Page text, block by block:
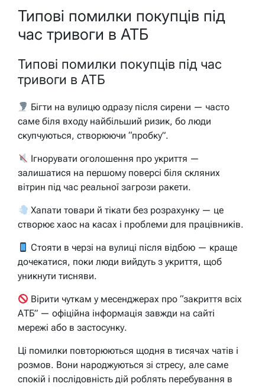
Типові помилки покупців під
час тривоги в АТБ
Типові помилки покупців під час
тривоги в АТБ
Бігти на вулицю одразу після сирени — часто
саме біля входу найбільший ризик, бо люди
скупчуються, створюючи “пробку”.
Ігнорувати оголошення про укриття —
залишатися на першому поверсі біля скляних
вітрин під час реальної загрози ракети.
Хапати товари й тікати без розрахунку — це
створює хаос на касах і проблеми для працівників.
Стояти в черзі на вулиці після відбою — краще
дочекатися, поки люди вийдуть з укриття, щоб
уникнути тисняви.
Вірити чуткам у месенджерах про “закриття всіх
АТБ” — офіційна інформація завжди на сайті
мережі або в застосунку.
Ці помилки повторюються щодня в тисячах чатів і
розмов. Вони народжуються зі стресу, але саме
спокій і послідовність дій роблять перебування в